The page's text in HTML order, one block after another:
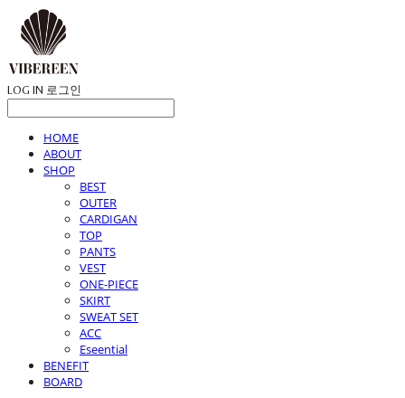
LOG IN 로그인
HOME
ABOUT
SHOP
BEST
OUTER
CARDIGAN
TOP
PANTS
VEST
ONE-PIECE
SKIRT
SWEAT SET
ACC
Eseential
BENEFIT
BOARD